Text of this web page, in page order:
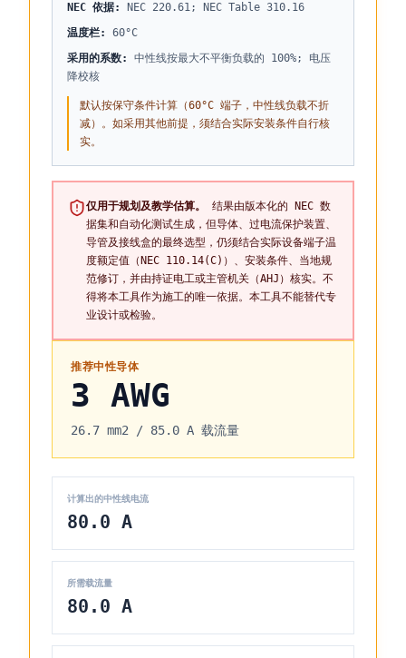
NEC 依据:
NEC 220.61; NEC Table 310.16
温度栏: 60°C
采用的系数: 中性线按最大不平衡负载的 100%; 电压
降校核
默认按保守条件计算（60°C 端子，中性线负载不折
减）。如采用其他前提，须结合实际安装条件自行核
实。
仅用于规划及教学估算。
结果由版本化的 NEC 数
据集和自动化测试生成，但导体、过电流保护装置、
导管及接线盒的最终选型，仍须结合实际设备端子温
度额定值（NEC 110.14(C)）、安装条件、当地规
范修订，并由持证电工或主管机关（AHJ）核实。不
得将本工具作为施工的唯一依据。本工具不能替代专
业设计或检验。
推荐中性导体
3 AWG
26.7 mm2 / 85.0 A 载流量
计算出的中性线电流
80.0 A
所需载流量
80.0 A